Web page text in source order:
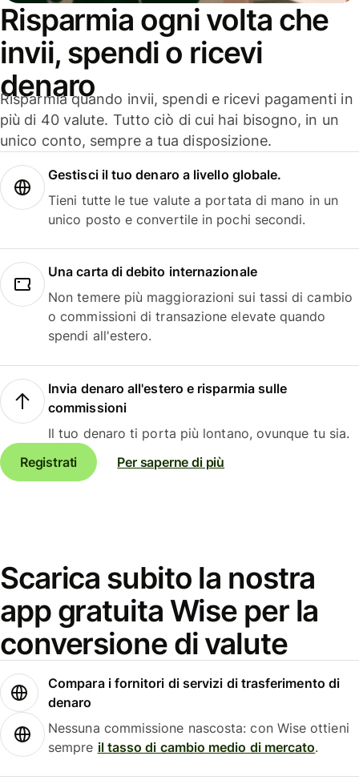
Risparmia ogni volta che
invii, spendi o ricevi
denaro
Risparmia quando invii, spendi e ricevi pagamenti in
più di 40 valute. Tutto ciò di cui hai bisogno, in un
unico conto, sempre a tua disposizione.
Gestisci il tuo denaro a livello globale.
Tieni tutte le tue valute a portata di mano in un
unico posto e convertile in pochi secondi.
Una carta di debito internazionale
Non temere più maggiorazioni sui tassi di cambio
o commissioni di transazione elevate quando
spendi all'estero.
Invia denaro all'estero e risparmia sulle
commissioni
Il tuo denaro ti porta più lontano, ovunque tu sia.
Registrati
Per saperne di più
Scarica subito la nostra
app gratuita Wise per la
conversione di valute
Compara i fornitori di servizi di trasferimento di
denaro
Nessuna commissione nascosta: con Wise ottieni
sempre il tasso di cambio medio di mercato.